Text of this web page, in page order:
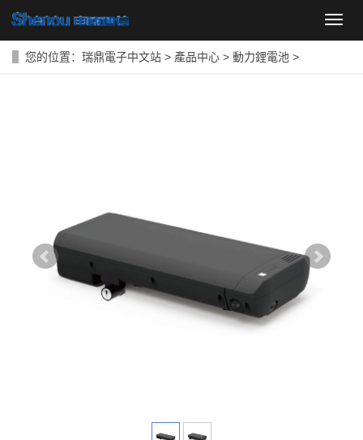
導
您的位置： 瑞鼎電子中文站 > 產品中心 > 動力鋰電池 >